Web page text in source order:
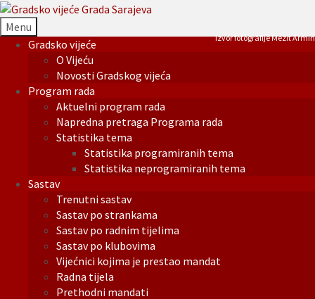
Menu
Gradsko vijeće
O Vijeću
Novosti Gradskog vijeća
Program rada
Aktuelni program rada
Napredna pretraga Programa rada
Statistika tema
Statistika programiranih tema
Statistika neprogramiranih tema
Sastav
Trenutni sastav
Sastav po strankama
Sastav po radnim tijelima
Sastav po klubovima
Vijećnici kojima je prestao mandat
Radna tijela
Prethodni mandati
Izvor fotografije Mezit Armin